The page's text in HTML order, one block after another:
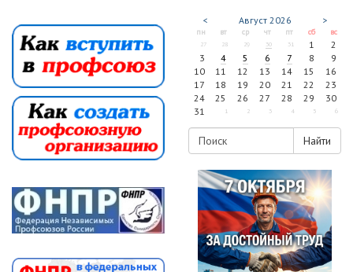
< Август 2026 >
пн вт ср чт пт сб вс
27 28 29 30 31 1
2
3
4 5 6 7 8
9
10
11 12 13 14 15
16
17
18 19 20 21 22
23
24
25 26 27 28 29
30
31
1 2 3 4 5 6
Найти